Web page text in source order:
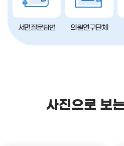
서면질문답변 의원연구단체
사진으로 보는